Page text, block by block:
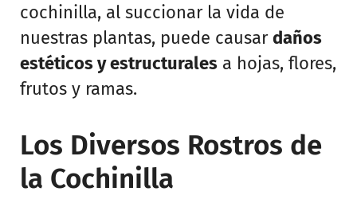
cochinilla, al succionar la vida de
nuestras plantas, puede causardaños
estéticos y estructurales a hojas, flores,
frutos y ramas.
Los Diversos Rostros de
la Cochinilla